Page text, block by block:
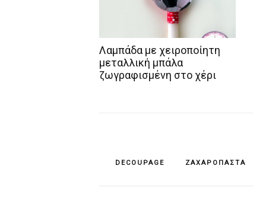
Λαμπάδα με χειροποίητη
μεταλλική μπάλα
ζωγραφισμένη στο χέρι
DECOUPAGE ΖΑΧΑΡΌΠΑΣΤΑ